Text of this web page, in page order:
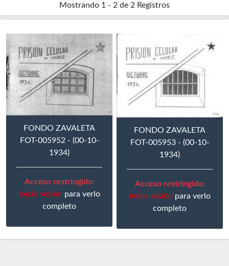
Mostrando 1 - 2 de 2 Registros
FONDO ZAVALETA
FOT-005952 - (00-10-
1934)
Acceso restringido:
Inicie sesión para verlo
completo
FONDO ZAVALETA
FOT-005953 - (00-10-
1934)
Acceso restringido:
Inicie sesión para verlo
completo